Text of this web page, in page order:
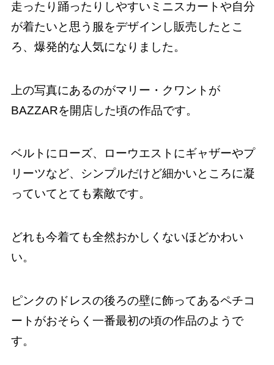
走ったり踊ったりしやすいミニスカートや自分
が着たいと思う服をデザインし販売したとこ
ろ、爆発的な人気になりました。
上の写真にあるのがマリー・クワントが
BAZZARを開店した頃の作品です。
ベルトにローズ、ローウエストにギャザーやプ
リーツなど、シンプルだけど細かいところに凝
っていてとても素敵です。
どれも今着ても全然おかしくないほどかわい
い。
ピンクのドレスの後ろの壁に飾ってあるペチコ
ートがおそらく一番最初の頃の作品のようで
す。